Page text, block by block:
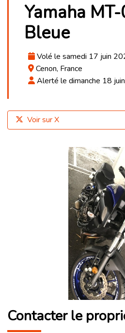
Yamaha
Bleue
Volé le samedi 17 juin
Cenon, France
Alerté le dimanche 18
Voir sur X
Contacter le